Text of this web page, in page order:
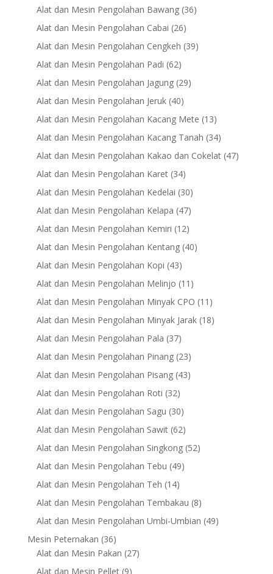
products
Alat dan Mesin Pengolahan Bawang 3636
Alat dan Mesin Pengolahan Cabai 2626
products
Alat dan Mesin Pengolahan Cengkeh 3939
Alat dan Mesin Pengolahan Padi 6262
products
Alat dan Mesin Pengolahan Jagung 2929
Alat dan Mesin Pengolahan Jeruk 4040
products
Alat dan Mesin Pengolahan Kacang Mete 1313
products
Alat dan Mesin Pengolahan Kacang Tanah 3434
products
Alat dan Mesin Pengolahan Kakao dan Cokelat 4747
Alat dan Mesin Pengolahan Karet 3434
products
Alat dan Mesin Pengolahan Kedelai 3030
products
Alat dan Mesin Pengolahan Kelapa 4747
products
Alat dan Mesin Pengolahan Kemiri 1212
products
Alat dan Mesin Pengolahan Kentang 4040
Alat dan Mesin Pengolahan Kopi 4343
products
Alat dan Mesin Pengolahan Melinjo 11 11
products
Alat dan Mesin Pengolahan Minyak CPO 11 11
products
Alat dan Mesin Pengolahan Minyak Jarak 1818
Alat dan Mesin Pengolahan Pala 3737
products
Alat dan Mesin Pengolahan Pinang 2323
products
Alat dan Mesin Pengolahan Pisang 4343
Alat dan Mesin Pengolahan Roti 3232
products
Alat dan Mesin Pengolahan Sagu 3030
products
Alat dan Mesin Pengolahan Sawit 6262
products
Alat dan Mesin Pengolahan Singkong 5252
Alat dan Mesin Pengolahan Tebu 4949
Alat dan Mesin Pengolahan Teh 1414
products
Alat dan Mesin Pengolahan Tembakau 88
products
Alat dan Mesin Pengolahan Umbi-Umbian 4949
Mesin Peternakan 3636
products
Alat dan Mesin Pakan 2727
Alat dan Mesin Pellet 99